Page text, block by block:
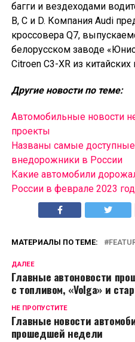
багги и вездеходами
B, C и D. Компания Audi
кроссовера Q7,
белорусском заводе
Citroen C3-XR из
Другие новости по теме:
Автомобильные новости
проекты
Названы самые
внедорожники в России
Какие автомобили
России в феврале 2023
МАТЕРИАЛЫ ПО ТЕМЕ:
ДАЛЕЕ
Главные автоновости
с топливом, «Volga» и
НЕ ПРОПУСТИТЕ
Главные новости
прошедшей недели